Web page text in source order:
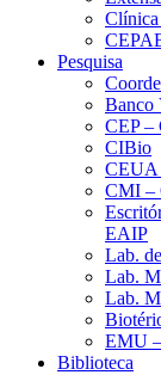
Clínica
Pesquisa
Banco
CEP –
CIBio
CEUA
CMI –
EAIP
Lab.
Lab.
Lab.
EMU
Biblioteca